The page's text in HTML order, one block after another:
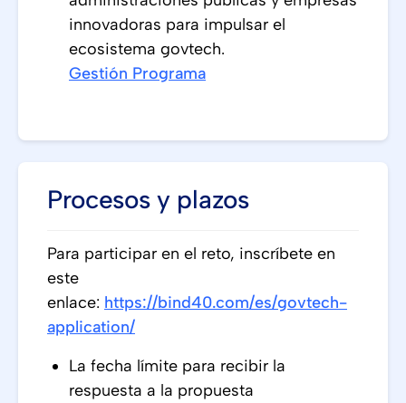
innovadoras para impulsar el
ecosistema govtech.
Gestión Programa
Procesos y plazos
Para participar en el reto, inscríbete en
este
enlace: https://bind40.com/es/govtech-
application/
La fecha límite para recibir la
respuesta a la propuesta